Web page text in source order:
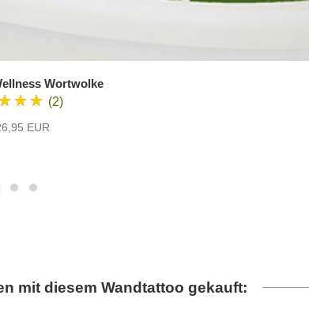
Wortwolke
(2)
EUR
mit diesem Wandtattoo gekauft: